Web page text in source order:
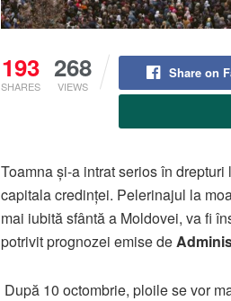
193
SHARES
268
VIEWS
Share on
Toamna și-a intrat serios în
capitala credinței. Pelerinajul la
mai iubită sfântă a Moldovei, va fi
potrivit prognozei emise de
După 10 octombrie, ploile se vor